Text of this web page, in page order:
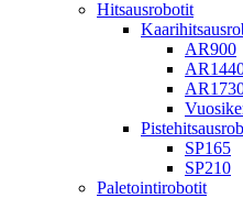
Hitsausrobotit
AR900
SP165
SP210
Paletointirobotit